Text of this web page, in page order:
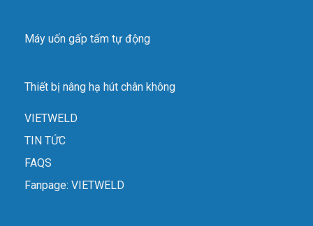
Máy uốn gấp tấm tự động
Thiết bị nâng hạ hút chân không
VIETWELD
TIN TỨC
FAQS
Fanpage: VIETWELD